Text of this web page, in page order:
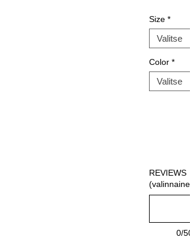
Size *
Color *
REVIEWS
0/